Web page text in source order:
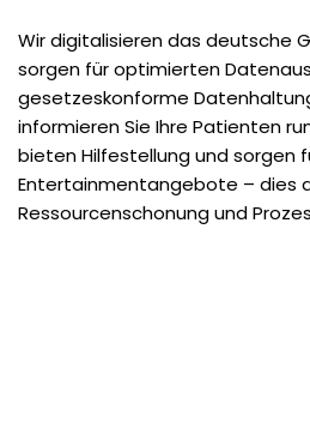
Wir digitalisieren das deutsche
sorgen für optimierten
gesetzeskonforme
informieren Sie Ihre Patienten
bieten Hilfestellung und sorgen
Entertainmentangebote – dies
Ressourcenschonung und